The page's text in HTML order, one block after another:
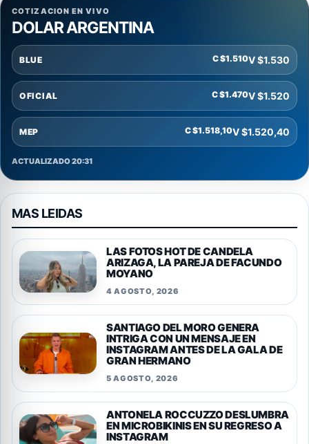
COTIZACION EN VIVO
DOLAR ARGENTINA
BLUE C $1.510V $1.530
OFICIAL C $1.470V $1.520
MEP C $1.518,10V $1.520,40
ACTUALIZADO 20:31
MAS LEIDAS
LAS FOTOS HOT DE CANDELA
ARIZAGA, LA PAREJA DE FACUNDO
MOYANO
4 AGOSTO, 2026
SANTIAGO DEL MORO GENERA
INTRIGA CON UN MENSAJE EN
INSTAGRAM ANTES DE LA GALA DE
GRAN HERMANO
5 AGOSTO, 2026
ANTONELA ROCCUZZO DESLUMBRA
EN MICROBIKINIS EN SU REGRESO A
INSTAGRAM